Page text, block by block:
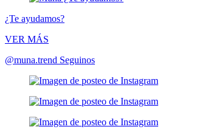
¿Te ayudamos?
VER MÁS
@muna.trend Seguinos